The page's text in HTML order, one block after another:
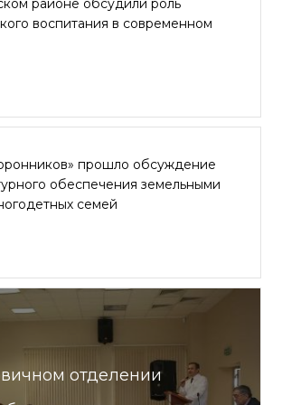
районе обсудили роль
воспитания в современном
прошло обсуждение
обеспечения земельными
семей
отделении